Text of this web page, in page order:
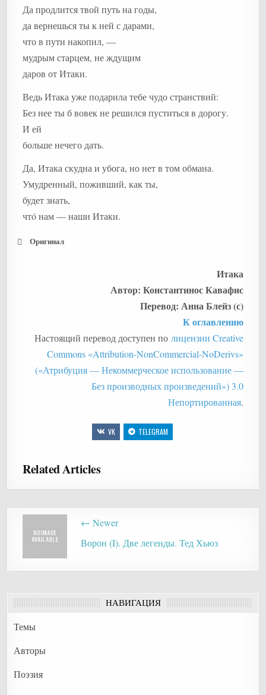
Да продлится твой путь на годы,
да вернешься ты к ней с дарами,
что в пути накопил, —
мудрым старцем, не ждущим
даров от Итаки.
Ведь Итака уже подарила тебе чудо странствий:
Без нее ты б вовек не решился пуститься в дорогу.
И ей
больше нечего дать.
Да, Итака скудна и убога, но нет в том обмана.
Умудренный, поживший, как ты,
будет знать,
чтó нам — наши Итаки.
Оригинал
Итака
Автор: Константинос Кавафис
Перевод: Анна Блейз (с)
К оглавлению
Настоящий перевод доступен по лицензии Creative
Commons «Attribution-NonCommercial-NoDerivs»
(«Атрибуция — Некоммерческое использование —
Без производных произведений») 3.0
Непортированная.
VK TELEGRAM
Related Articles
Post
navigation
← Newer
Ворон (I). Две легенды. Тед Хьюз
НАВИГАЦИЯ
Темы
Авторы
Поэзия